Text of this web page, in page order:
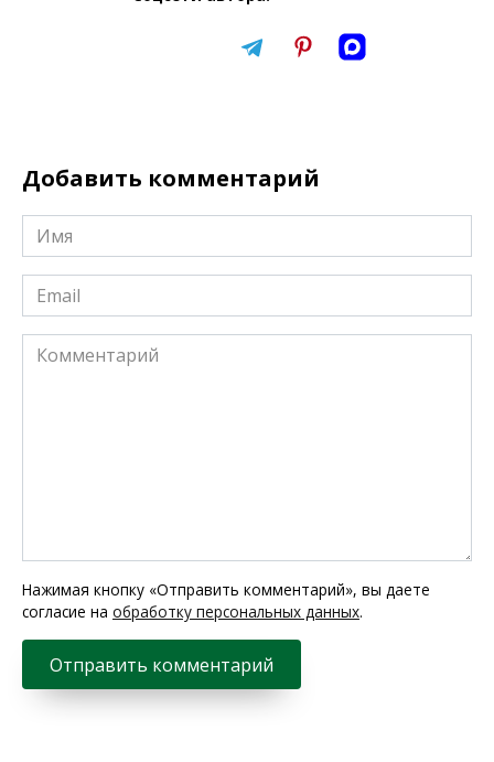
Добавить комментарий
Имя
*
Email
*
Комментарий
Нажимая кнопку «Отправить комментарий», вы даете
согласие на обработку персональных данных.